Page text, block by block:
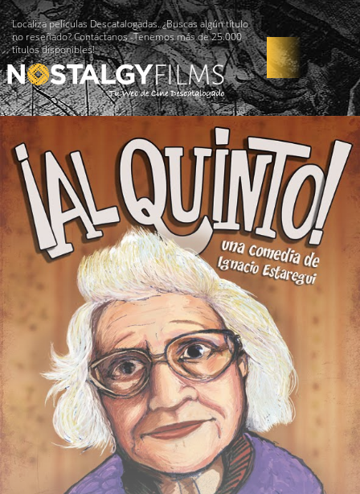
Localiza películas Descatalogadas. ¿Buscas algún título
no reseñado? Contáctanos -Tenemos más de 25.000
títulos disponibles!